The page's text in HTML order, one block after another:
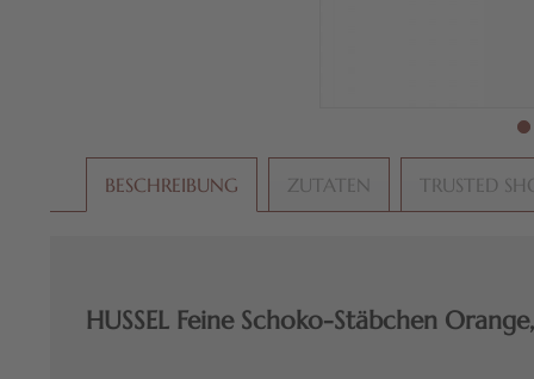
BESCHREIBUNG ZUTATEN TRUSTED
HUSSEL Feine Schoko-Stäbchen